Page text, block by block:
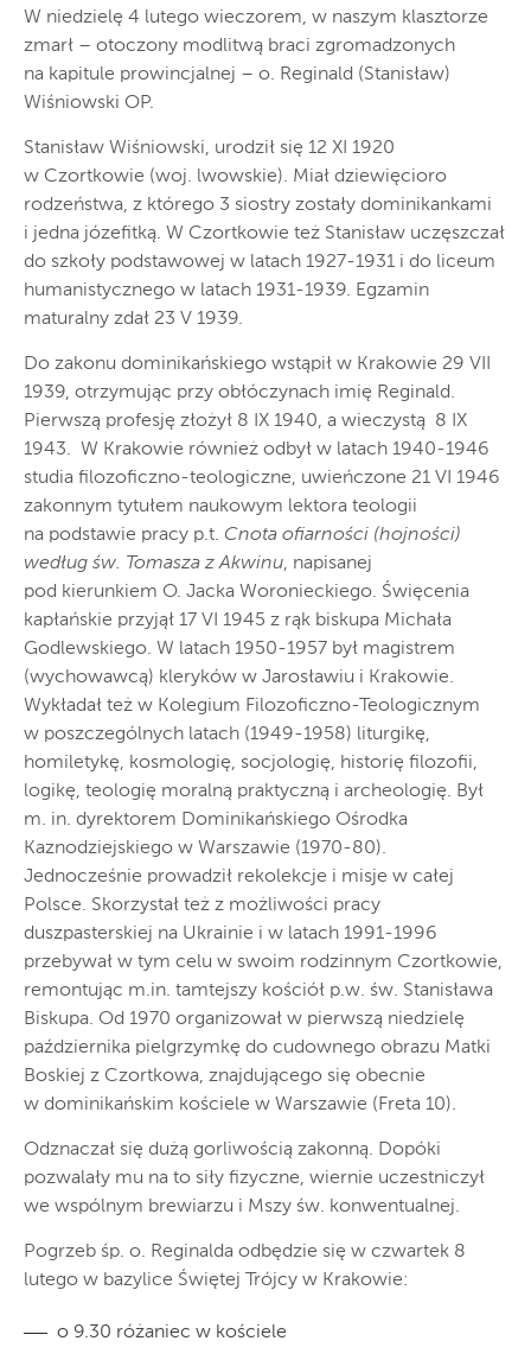
W niedzielę 4 lutego wieczorem, w naszym klasztorze
zmarł – otoczony modlitwą braci zgromadzonych
na kapitule prowincjalnej – o. Reginald (Stanisław)
Wiśniowski OP.
Stanisław Wiśniowski, urodził się 12 XI 1920
w Czortkowie (woj. lwowskie). Miał dziewięcioro
rodzeństwa, z którego 3 siostry zostały dominikankami
i jedna józefitką. W Czortkowie też Stanisław uczęszczał
do szkoły podstawowej w latach 1927-1931 i do liceum
humanistycznego w latach 1931-1939. Egzamin
maturalny zdał 23 V 1939.
Do zakonu dominikańskiego wstąpił w Krakowie 29 VII
1939, otrzymując przy obłóczynach imię Reginald.
Pierwszą profesję złożył 8 IX 1940, a wieczystą 8 IX
1943. W Krakowie również odbył w latach 1940-1946
studia filozoficzno-teologiczne, uwieńczone 21 VI 1946
zakonnym tytułem naukowym lektora teologii
na podstawie pracy p.t. Cnota ofiarności (hojności)
według św. Tomasza z Akwinu, napisanej
pod kierunkiem O. Jacka Woronieckiego. Święcenia
kapłańskie przyjął 17 VI 1945 z rąk biskupa Michała
Godlewskiego. W latach 1950-1957 był magistrem
(wychowawcą) kleryków w Jarosławiu i Krakowie.
Wykładał też w Kolegium Filozoficzno-Teologicznym
w poszczególnych latach (1949-1958) liturgikę,
homiletykę, kosmologię, socjologię, historię filozofii,
logikę, teologię moralną praktyczną i archeologię. Był
m. in. dyrektorem Dominikańskiego Ośrodka
Kaznodziejskiego w Warszawie (1970-80).
Jednocześnie prowadził rekolekcje i misje w całej
Polsce. Skorzystał też z możliwości pracy
duszpasterskiej na Ukrainie i w latach 1991-1996
przebywał w tym celu w swoim rodzinnym Czortkowie,
remontując m.in. tamtejszy kościół p.w. św. Stanisława
Biskupa. Od 1970 organizował w pierwszą niedzielę
października pielgrzymkę do cudownego obrazu Matki
Boskiej z Czortkowa, znajdującego się obecnie
w dominikańskim kościele w Warszawie (Freta 10).
Odznaczał się dużą gorliwością zakonną. Dopóki
pozwalały mu na to siły fizyczne, wiernie uczestniczył
we wspólnym brewiarzu i Mszy św. konwentualnej.
Pogrzeb śp. o. Reginalda odbędzie się w czwartek 8
lutego w bazylice Świętej Trójcy w Krakowie:
o 9.30 różaniec w kościele